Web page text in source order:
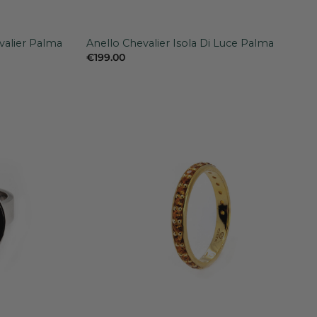
Palma
Anello Chevalier Isola Di Luce Palma
€199.00